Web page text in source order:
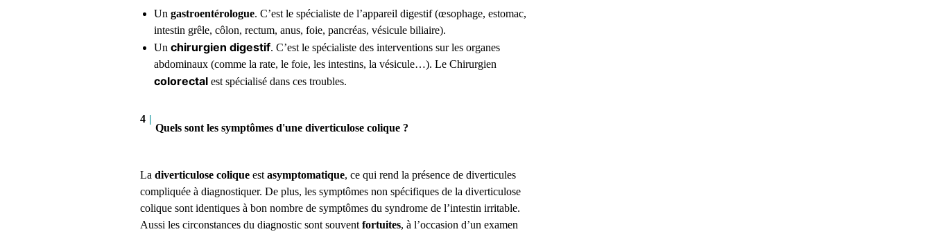
Un gastroentérologue. C’est le spécialiste de l’appareil digestif (œsophage, estomac,
intestin grêle, côlon, rectum, anus, foie, pancréas, vésicule biliaire).
Un chirurgien digestif. C’est le spécialiste des interventions sur les organes
abdominaux (comme la rate, le foie, les intestins, la vésicule…). Le Chirurgien
colorectal est spécialisé dans ces troubles.
4 |
Quels sont les symptômes d'une diverticulose colique ?
La diverticulose colique est asymptomatique, ce qui rend la présence de diverticules
compliquée à diagnostiquer. De plus, les symptômes non spécifiques de la diverticulose
colique sont identiques à bon nombre de symptômes du syndrome de l’intestin irritable.
Aussi les circonstances du diagnostic sont souvent fortuites, à l’occasion d’un examen